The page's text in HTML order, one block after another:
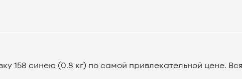
синею (0.8 кг) по самой привлекательной цене.